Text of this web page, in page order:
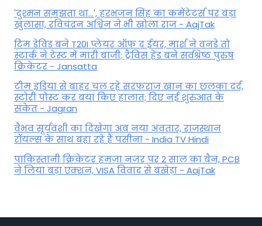
'दुश्मन समझता था...', हरभजन सिंह का कमेंटेटर्स पर बड़ा
खुलासा, रव‍िचंद्रन अश्विन ने भी खोला राज - AajTak
टिम डेविड बने T20I प्लेयर ऑफ द ईयर, मार्श ने वनडे तो
स्टार्क ने टेस्ट में मारी बाजी; ट्रैविस हेड बने सर्वश्रेष्ठ पुरुष
क्रिकेटर - Jansatta
टीम इंडिया से बाहर चल रहे सरफराज खान का छलका दर्द,
स्टोरी पोस्ट कर बयां किए हालात; दिए नई शुरुआत के
संकेत - Jagran
वैभव सूर्यवंशी का दिखेगा अब नया अवतार, राजस्थान
रॉयल्स के साथ बहा रहे हैं पसीना - India TV Hindi
पाकिस्तानी क्रिकेटर हमजा नजर पर 2 साल का बैन, PCB
ने ल‍िया बड़ा एक्शन, VISA व‍िवाद से बखेड़ा - AajTak